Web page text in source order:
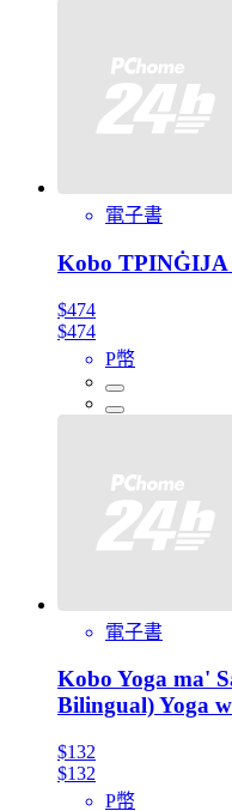
電子書
Kobo
$474
$474
P幣
電子書
Kobo Yoga ma'
Bilingual) Yoga
$132
$132
P幣